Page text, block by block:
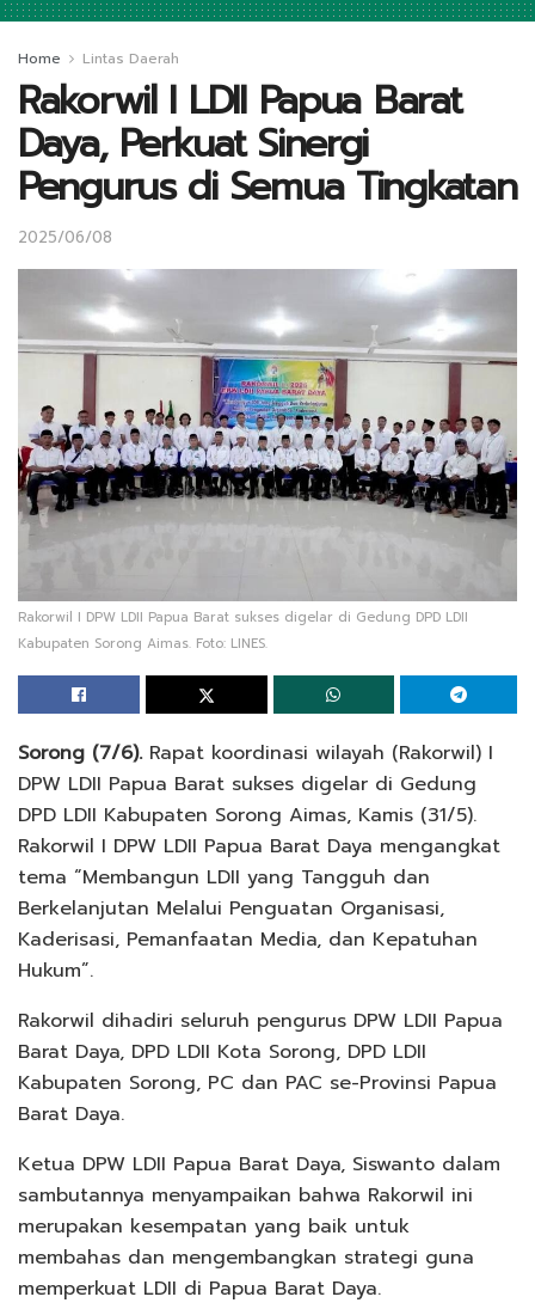
Home Lintas Daerah
Rakorwil I LDII Papua Barat
Daya, Perkuat Sinergi
Pengurus di Semua Tingkatan
2025/06/08
Rakorwil I DPW LDII Papua Barat sukses digelar di Gedung DPD LDII
Kabupaten Sorong Aimas. Foto: LINES.
Sorong (7/6).Rapat koordinasi wilayah (Rakorwil) I
DPW LDII Papua Barat sukses digelar di Gedung
DPD LDII Kabupaten Sorong Aimas, Kamis (31/5).
Rakorwil I DPW LDII Papua Barat Daya mengangkat
tema “Membangun LDII yang Tangguh dan
Berkelanjutan Melalui Penguatan Organisasi,
Kaderisasi, Pemanfaatan Media, dan Kepatuhan
Hukum”.
Rakorwil dihadiri seluruh pengurus DPW LDII Papua
Barat Daya, DPD LDII Kota Sorong, DPD LDII
Kabupaten Sorong, PC dan PAC se-Provinsi Papua
Barat Daya.
Ketua DPW LDII Papua Barat Daya, Siswanto dalam
sambutannya menyampaikan bahwa Rakorwil ini
merupakan kesempatan yang baik untuk
membahas dan mengembangkan strategi guna
memperkuat LDII di Papua Barat Daya.